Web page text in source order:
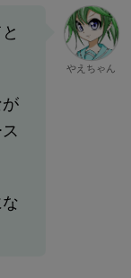
やえちゃん